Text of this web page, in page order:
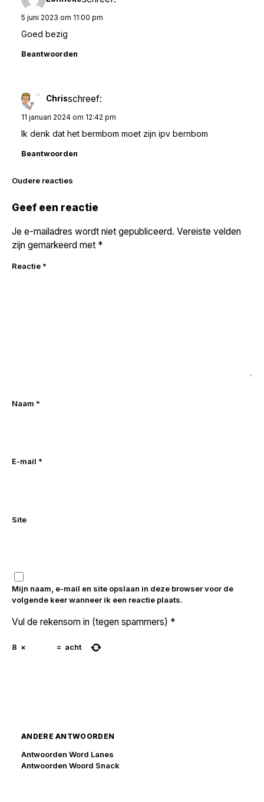
5 juni 2023 om 11:00 pm
Goed bezig
Beantwoorden
Chrisschreef:
11 januari 2024 om 12:42 pm
Ik denk dat het bermbom moet zijn ipv bernbom
Beantwoorden
Reacties
navigatie
Oudere reacties
Geef een reactie
Je e-mailadres wordt niet gepubliceerd. Vereiste velden
zijn gemarkeerd met *
Reactie *
Naam *
E-mail *
Site
Mijn naam, e-mail en site opslaan in deze browser voor de
volgende keer wanneer ik een reactie plaats.
Vul de rekensom in (tegen spammers) *
8 × = acht
ANDERE ANTWOORDEN
Antwoorden Word Lanes
Antwoorden Woord Snack